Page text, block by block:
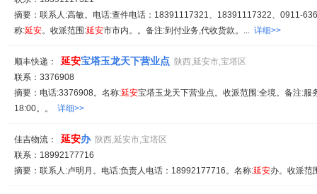
摘要：联系人:高敏。电话:查件电话：18391117321、18391117322、0911-
称:延安。收派范围:延安市市内。。备注:到付业务,代收货款。... 详细>>
顺丰快递： 延安宝塔玉龙天下营业点 陕西,延安市,宝塔区
联系：3376908
摘要：电话:3376908。名称:延安宝塔玉龙天下营业点。收派范围:全境。备注:服
18:00。。 详细>>
佳吉物流： 延安办 陕西,延安市,宝塔区
联系：18992177716
摘要：联系人:卢明月。电话:负责人电话：18992177716。名称:延安办。收派